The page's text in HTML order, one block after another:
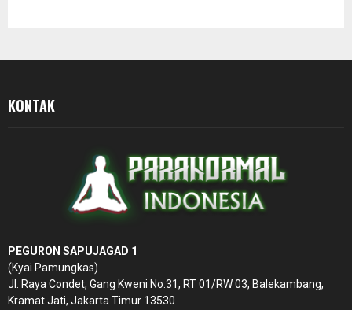
KONTAK
PEGURON SAPUJAGAD 1
(Kyai Pamungkas)
Jl. Raya Condet, Gang Kweni No.31, RT 01/RW 03, Balekambang,
Kramat Jati, Jakarta Timur 13530